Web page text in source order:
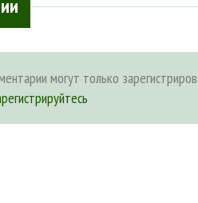
могут только